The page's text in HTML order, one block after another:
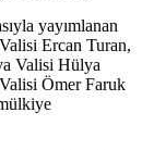
yayımlanan
Ercan Turan,
Valisi Hülya
Ömer Faruk